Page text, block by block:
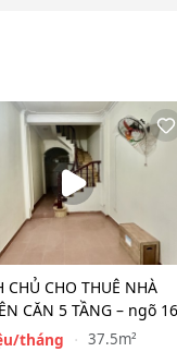
CHỦ CHO THUÊ NHÀ
CĂN 5 TẦNG – ngõ
Tây Hồ
tháng
37.5m²